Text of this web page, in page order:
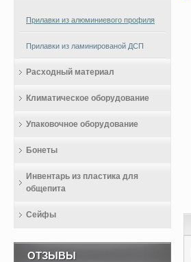
Прилавки из алюминиевого профиля
Прилавки из ламинированой ДСП
Расходный материал
Климатическое оборудование
Упаковочное оборудование
Бонеты
Инвентарь из пластика для
общепита
Сейфы
ОТЗЫВЫ